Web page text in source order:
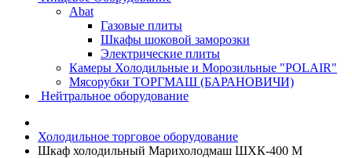
Abat
Газовые плиты
Шкафы шоковой заморозки
Электрические плиты
Камеры Холодильные и Морозильные "POLAIR"
Мясорубки ТОРГМАШ (БАРАНОВИЧИ)
Нейтральное оборудование
Холодильное торговое оборудование
Шкаф холодильный Марихолодмаш ШХК-400 М